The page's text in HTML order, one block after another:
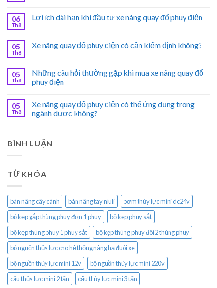
06
Th8
Lợi ích dài hạn khi đầu tư xe nâng quay đổ phuy điện
05
Th8
Xe nâng quay đổ phuy điện có cần kiểm định không?
05
Th8
Những câu hỏi thường gặp khi mua xe nâng quay đổ
phuy điện
05
Th8
Xe nâng quay đổ phuy điện có thể ứng dụng trong
ngành dược không?
BÌNH LUẬN
TỪ KHÓA
bàn nâng cây cành bàn nâng tay niuli
bơm thủy lực mini dc24v
bộ kẹp gắp thùng phuy đơn 1 phuy
bộ kẹp phuy sắt
bộ kẹp thùng phuy 1 phuy sắt
bộ kẹp thùng phuy đôi 2 thùng phuy
bộ nguồn thủy lực cho hệ thống nâng hạ đuôi xe
bộ nguồn thủy lực mini 12v
bộ nguồn thủy lực mini 220v
cẩu thủy lực mini 2 tấn
cẩu thủy lực mini 3 tấn